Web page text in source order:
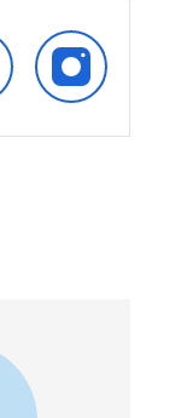
SUR
INSTAGRAM